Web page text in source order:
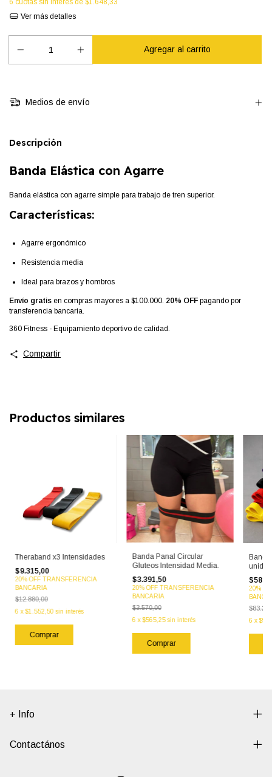
6 cuotas sin interés de $1.648,33
Ver más detalles
Medios de envío
Descripción
Banda Elástica con Agarre
Banda elástica con agarre simple para trabajo de tren superior.
Características:
Agarre ergonómico
Resistencia media
Ideal para brazos y hombros
Envío gratis en compras mayores a $100.000. 20% OFF pagando por
transferencia bancaria.
360 Fitness - Equipamiento deportivo de calidad.
Compartir
Productos similares
Theraband x3 Intensidades
$9.315,00
20% OFF TRANSFERENCIA
BANCARIA
$12.880,00
6 x$1.552,50 sin interés
Banda Panal Circular
Gluteos Intensidad Media.
$3.391,50
20% OFF TRANSFERENCIA
BANCARIA
$3.570,00
6 x$565,25 sin interés
20%
6 x
+ Info
Contactános